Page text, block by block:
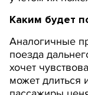
Каким будет
Аналогичные
поезда
хочет
может длиться